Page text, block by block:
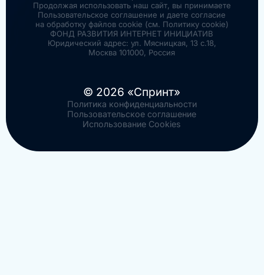
Продолжая использовать наш сайт, вы принимаете
Пользовательское соглашение и даете согласие
на обработку файлов cookie (см. Политику cookie)
ФОНД РАЗВИТИЯ ИНТЕРНЕТ ИНИЦИАТИВ
Юридический адрес: ул. Мясницкая, 13 с.18,
Москва 101000, Россия
© 2026 «Спринт»
Политика конфиденциальности
Пользовательское соглашение
Использование Cookies